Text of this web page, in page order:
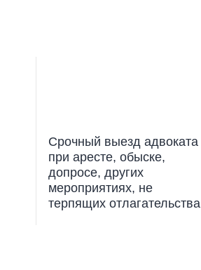
Срочный выезд адвоката
при аресте, обыске,
допросе, других
мероприятиях, не
терпящих отлагательства